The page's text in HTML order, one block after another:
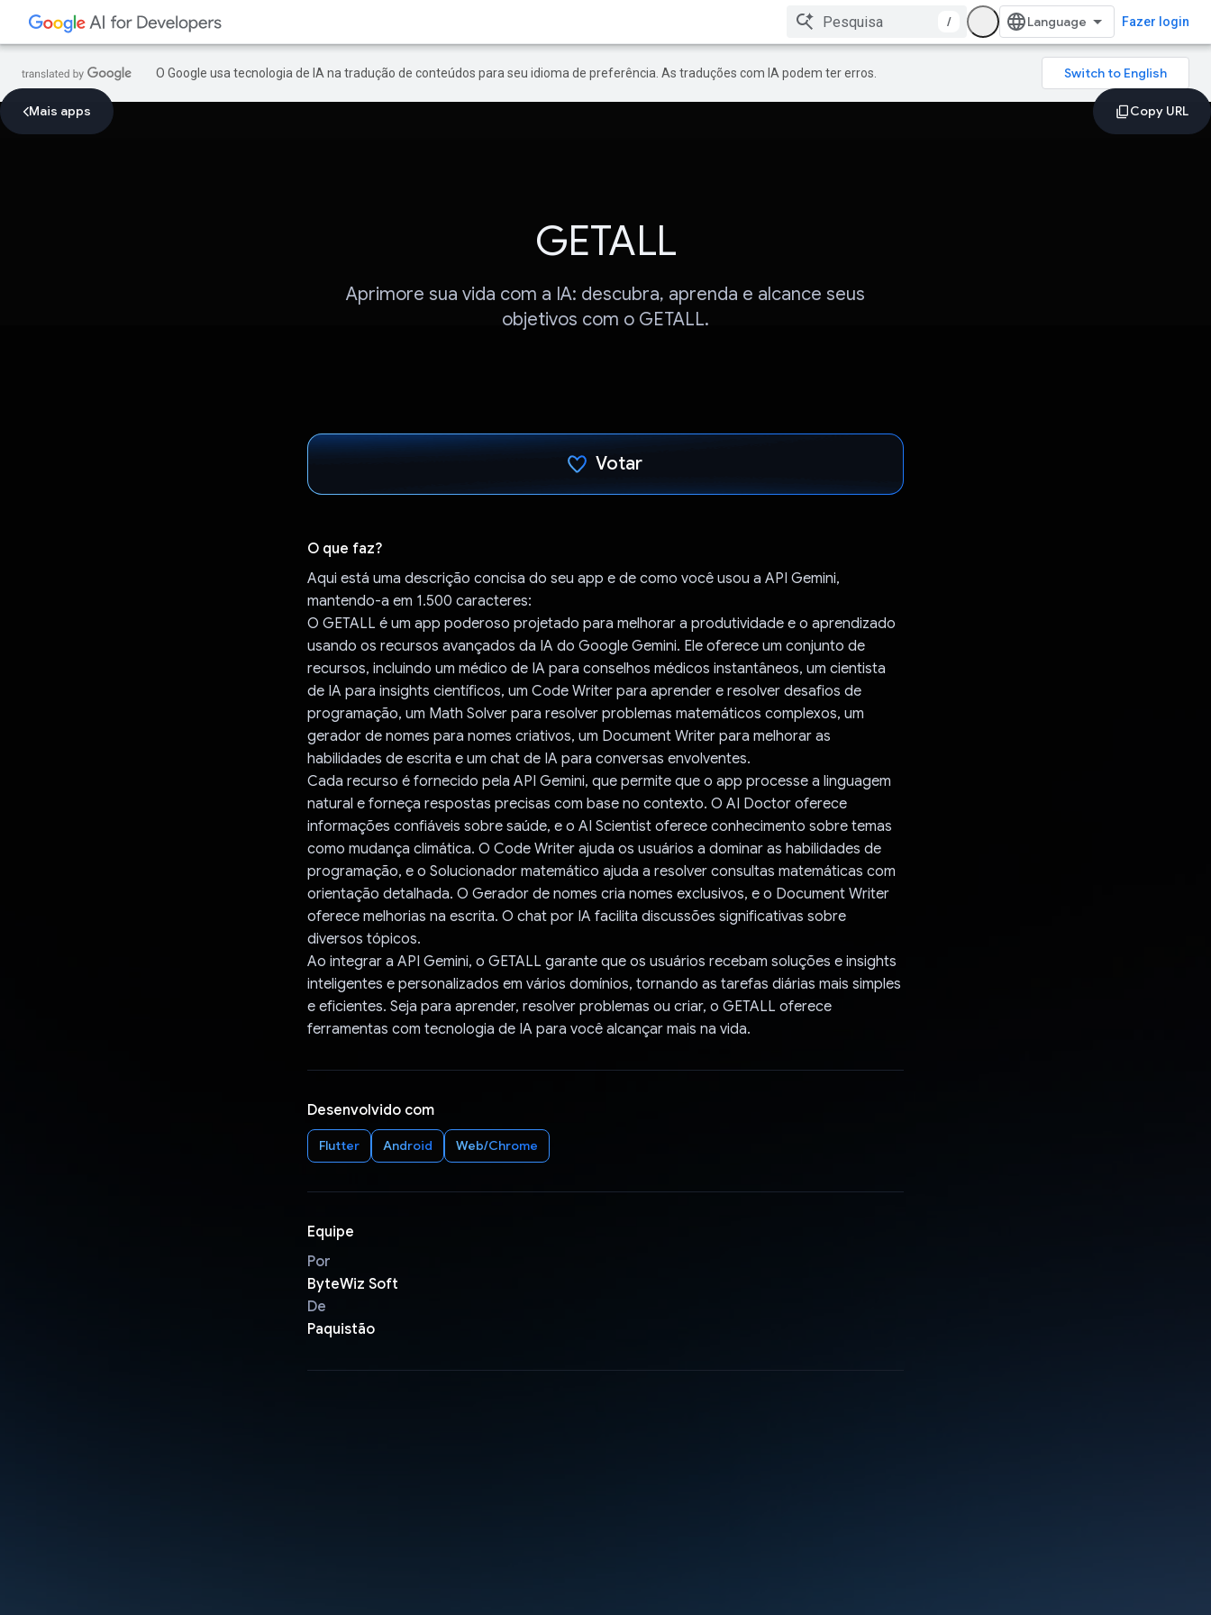
/ Fazer login
O Google usa tecnologia de IA na tradução de conteúdos para seu idioma de preferência. As traduções com IA podem ter erros.
Mais apps
GETALL
Aprimore sua vida com a IA: descubra, aprenda e alcance seus
objetivos com o GETALL.
Votar
O que faz?
Aqui está uma descrição concisa do seu app e de como você usou a API Gemini,
mantendo-a em 1.500 caracteres:
O GETALL é um app poderoso projetado para melhorar a produtividade e o aprendizado
usando os recursos avançados da IA do Google Gemini. Ele oferece um conjunto de
recursos, incluindo um médico de IA para conselhos médicos instantâneos, um cientista
de IA para insights científicos, um Code Writer para aprender e resolver desafios de
programação, um Math Solver para resolver problemas matemáticos complexos, um
gerador de nomes para nomes criativos, um Document Writer para melhorar as
habilidades de escrita e um chat de IA para conversas envolventes.
Cada recurso é fornecido pela API Gemini, que permite que o app processe a linguagem
natural e forneça respostas precisas com base no contexto. O AI Doctor oferece
informações confiáveis sobre saúde, e o AI Scientist oferece conhecimento sobre temas
como mudança climática. O Code Writer ajuda os usuários a dominar as habilidades de
programação, e o Solucionador matemático ajuda a resolver consultas matemáticas com
orientação detalhada. O Gerador de nomes cria nomes exclusivos, e o Document Writer
oferece melhorias na escrita. O chat por IA facilita discussões significativas sobre
diversos tópicos.
Ao integrar a API Gemini, o GETALL garante que os usuários recebam soluções e insights
inteligentes e personalizados em vários domínios, tornando as tarefas diárias mais simples
e eficientes. Seja para aprender, resolver problemas ou criar, o GETALL oferece
ferramentas com tecnologia de IA para você alcançar mais na vida.
Desenvolvido com
Flutter Android Web/Chrome
Equipe
Por
ByteWiz Soft
De
Paquistão